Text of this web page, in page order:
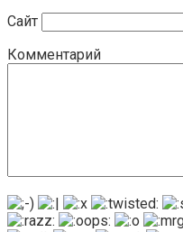
Сайт
Комментарий